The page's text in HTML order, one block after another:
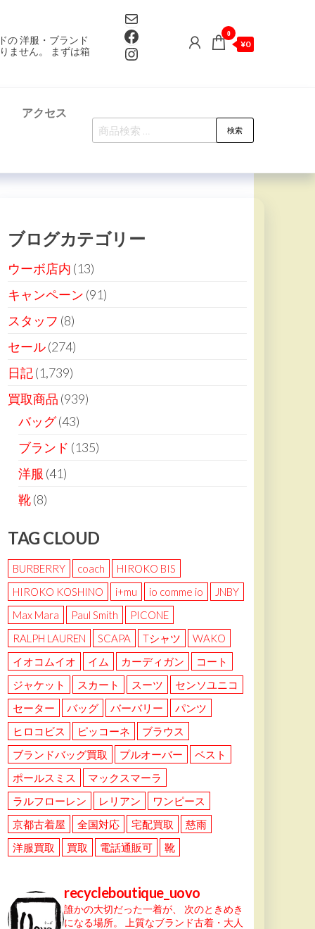
の 洋服・ブランド
ません。 まずは箱
Mail
Facebook
Instagram
0
¥0
アクセス
検
索
検索
ブログカテゴリー
ウーボ店内 (13)
キャンペーン (91)
スタッフ (8)
セール(274)
日記(1,739)
買取商品 (939)
バッグ(43)
ブランド (135)
洋服 (41)
靴(8)
TAG CLOUD
BURBERRY coach
HIROKO BIS
HIROKO KOSHINO
i+mu io comme io
JNBY
Max Mara
Paul Smith
PICONE
RALPH LAUREN
SCAPA Tシャツ
WAKO
イオコムイオ
イム カーディガン
コート
ジャケット
スカート スーツ
センソユニコ
セーター
バッグ バーバリー
パンツ
ヒロコビス
ピッコーネ
ブラウス
ブランドバッグ買取
プルオーバー
ベスト
ポールスミス
マックスマーラ
ラルフローレン
レリアン
ワンピース
京都古着屋
全国対応 宅配買取
慈雨
洋服買取
買取 電話通販可 靴
recycleboutique_uovo
誰かの大切だった一着が、
次のときめき
になる場所。
上質なブランド古着・大人